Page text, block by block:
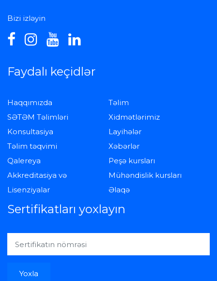
Bizi izləyin
Faydalı keçidlər
Haqqımızda
Təlim
SƏTƏM Təlimləri
Xidmətlərimiz
Konsultasiya
Layihələr
Təlim təqvimi
Xəbərlər
Qalereya
Peşə kursları
Akkreditasiya və
Lisenziyalar
Mühəndislik kursları
Əlaqə
Sertifikatları yoxlayın
Yoxla